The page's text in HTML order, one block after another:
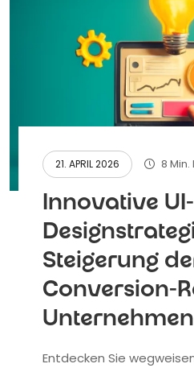
21. APRIL 2026 8 Min.
Innovative
Steigerung
Conversion-
Entdecken Sie